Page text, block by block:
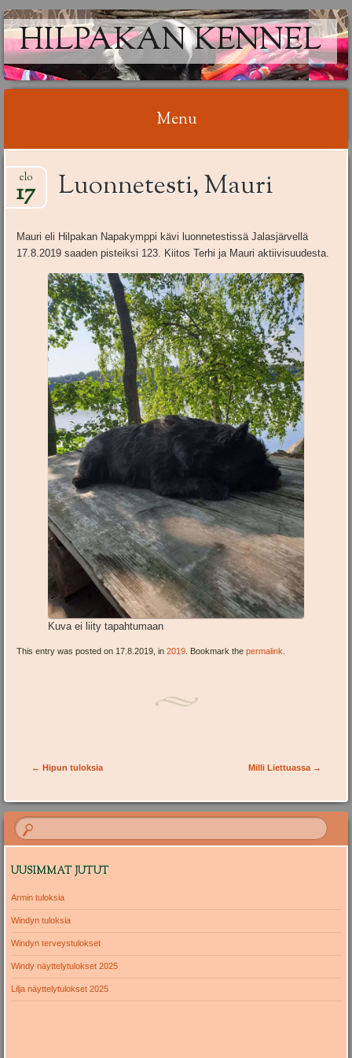
HILPAKAN KENNEL
Menu
to
content
Luonnetesti, Mauri
elo
17
Mauri eli Hilpakan Napakymppi kävi luonnetestissä Jalasjärvellä
17.8.2019 saaden pisteiksi 123. Kiitos Terhi ja Mauri aktiivisuudesta.
Kuva ei liity tapahtumaan
This entry was posted on 17.8.2019, in2019 . Bookmark thepermalink
Post navigation
← Hipun tuloksia Milli Liettuassa →
UUSIMMAT JUTUT
Armin tuloksia
Windyn tuloksia
Windyn terveystulokset
Windy näyttelytulokset 2025
Lilja näyttelytulokset 2025